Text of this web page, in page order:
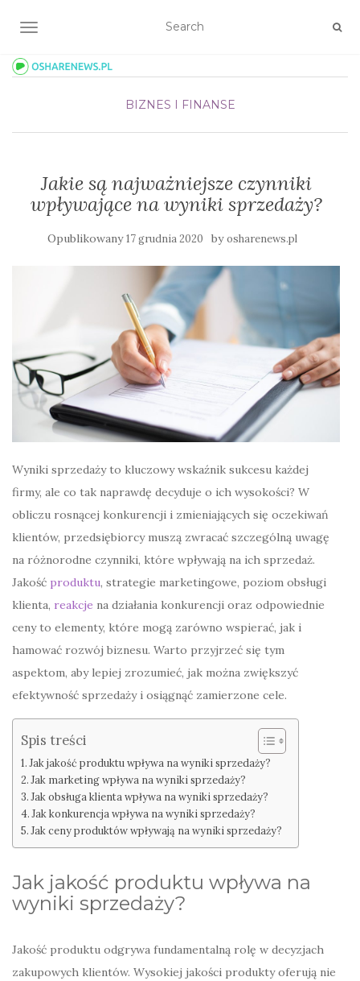
TOGGLE NAVIGATION
BIZNES I FINANSE
Jakie są najważniejsze czynniki
wpływające na wyniki sprzedaży?
Opublikowany17 grudnia 2020 byosharenews.pl
Wyniki sprzedaży to kluczowy wskaźnik sukcesu każdej
firmy, ale co tak naprawdę decyduje o ich wysokości? W
obliczu rosnącej konkurencji i zmieniających się oczekiwań
klientów, przedsiębiorcy muszą zwracać szczególną uwagę
na różnorodne czynniki, które wpływają na ich sprzedaż.
Jakość produktu, strategie marketingowe, poziom obsługi
klienta, reakcje na działania konkurencji oraz odpowiednie
ceny to elementy, które mogą zarówno wspierać, jak i
hamować rozwój biznesu. Warto przyjrzeć się tym
aspektom, aby lepiej zrozumieć, jak można zwiększyć
efektywność sprzedaży i osiągnąć zamierzone cele.
Spis treści
Jak jakość produktu wpływa na wyniki sprzedaży?
Jak marketing wpływa na wyniki sprzedaży?
Jak obsługa klienta wpływa na wyniki sprzedaży?
Jak konkurencja wpływa na wyniki sprzedaży?
Jak ceny produktów wpływają na wyniki sprzedaży?
Jak jakość produktu wpływa na
wyniki sprzedaży?
Jakość produktu odgrywa fundamentalną rolę w decyzjach
zakupowych klientów. Wysokiej jakości produkty oferują nie